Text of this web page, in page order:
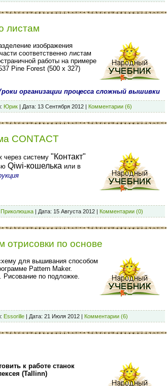
листам
изображения
соответственно листам
работы на примере
Pine Forest (500 x 327)
организации процесса сложный вышивки
Юрик | Дата: 13 Сентября 2012 | Комментарии (6)
CONTACT
через систему "Контакт"
Qiwi-кошелька или в
Приколюшка | Дата: 15 Августа 2012 | Комментарии (0)
по основе
для вышивания способом
Pattern Maker.
Рисование по подложке.
Essorille | Дата: 21 Июля 2012 | Комментарии (6)
к работе станок
(Tallinn)